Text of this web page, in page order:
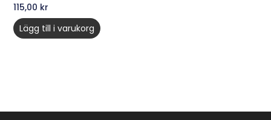
115,00 kr
Lägg till i varukorg